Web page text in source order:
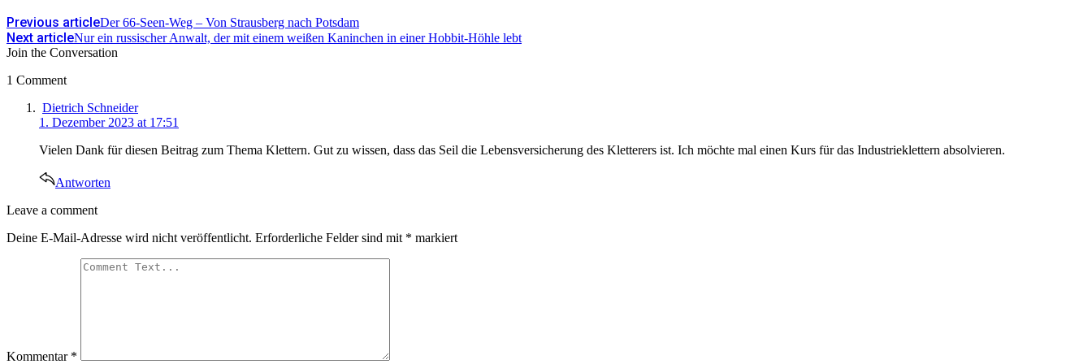
Previous articleDer 66-Seen-Weg – Von Strausberg nach Potsdam
Next articleNur ein russischer Anwalt, der mit einem weißen Kaninchen in einer Hobbit-Höhle lebt
Join the Conversation
1 Comment
says:
Dietrich Schneider
1. Dezember 2023 at 17:51
Vielen Dank für diesen Beitrag zum Thema Klettern. Gut zu wissen, dass das Seil die Lebensversicherung des Kletterers ist. Ich möchte mal einen Kurs für das Industrieklettern absolvieren.
Antworten
Leave
comment
Leave a comment
Deine E-Mail-Adresse wird nicht veröffentlicht. Erforderliche Felder sind mit * markiert
Kommentar *